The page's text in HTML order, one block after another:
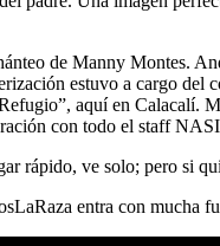
de Manny Montes.
estuvo a cargo del
aquí en Calacalí.
con todo el staff
rápido, ve solo; pero si
entra con mucha